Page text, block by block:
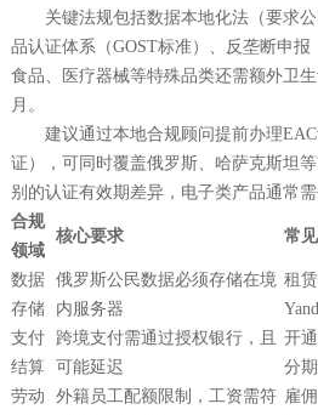
关键法规包括数据本地化法（要求
品认证体系（GOST标准）、反垄断申报
食品、医疗器械等特殊品类还需额外卫
月。
建议通过本地合规顾问提前办理
证），可同时覆盖俄罗斯、哈萨克斯坦
别的认证有效期差异，电子类产品通常需
合规
领域
核心要求 常
数据
存储
俄罗斯公民数据必须存储在境
内服务器
租
支付
结算
跨境支付需通过授权银行，且
可能延迟
开
分
劳动
外籍员工配额限制，工资需符 雇